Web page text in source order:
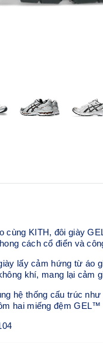
cùng KITH, đôi giày
cách cổ điển và
lấy cảm hứng từ áo
khí, mang lại cảm
hệ thống cấu trúc
hai miếng đệm